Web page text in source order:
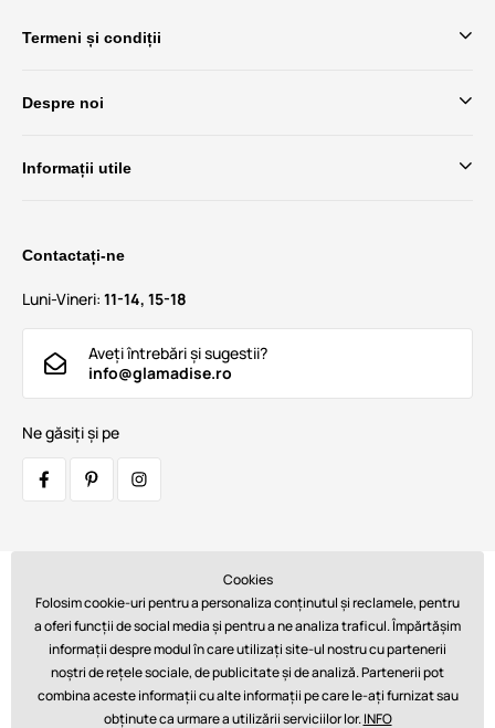
Termeni și condiții
Despre noi
Informații utile
Contactați-ne
Luni-Vineri: 11-14, 15-18
Aveți întrebări și sugestii?
info@glamadise.ro
Ne găsiți și pe
Plăți:
Cookies
Folosim cookie-uri pentru a personaliza conținutul și reclamele, pentru
a oferi funcții de social media și pentru a ne analiza traficul. Împărtășim
informații despre modul în care utilizați site-ul nostru cu partenerii
noștri de rețele sociale, de publicitate și de analiză. Partenerii pot
combina aceste informații cu alte informații pe care le-ați furnizat sau
obținute ca urmare a utilizării serviciilor lor.INFO